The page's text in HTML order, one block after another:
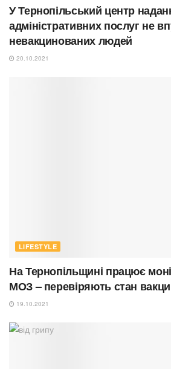
У Тернопільський центр
адміністративних послуг не
невакцинованих людей
20.10.2021
LIFESTYLE
На Тернопільщині працює
МОЗ – перевіряють стан
19.10.2021